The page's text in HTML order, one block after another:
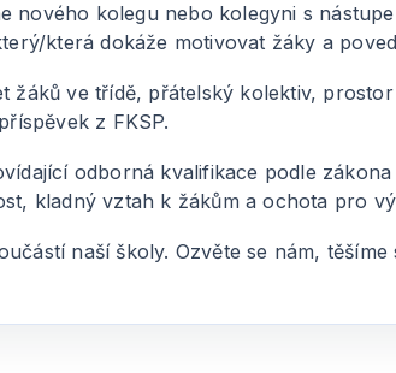
nového kolegu nebo kolegyni s
která dokáže motivovat žáky a
žáků ve třídě, přátelský kolektiv,
z FKSP.
odborná kvalifikace podle
kladný vztah k žákům a ochota pro
naší školy. Ozvěte se nám, těšíme